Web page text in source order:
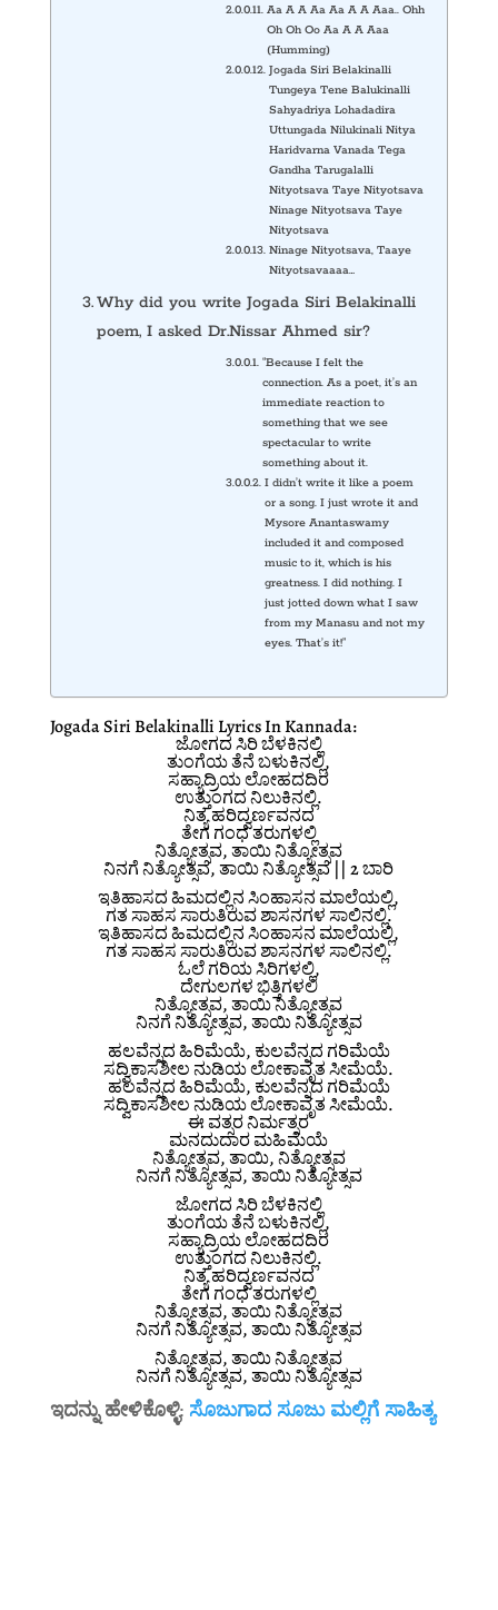
Aa A A Aa Aa A A Aaa.. Ohh
Oh Oh Oo Aa A A Aaa
(Humming)
Jogada Siri Belakinalli
Tungeya Tene Balukinalli
Sahyadriya Lohadadira
Uttungada Nilukinali Nitya
Haridvarna Vanada Tega
Gandha Tarugalalli
Nityotsava Taye Nityotsava
Ninage Nityotsava Taye
Nityotsava
Ninage Nityotsava, Taaye
Nityotsavaaaa…
Why did you write Jogada Siri Belakinalli
poem, I asked Dr.Nissar Ahmed sir?
“Because I felt the
connection. As a poet, it’s an
immediate reaction to
something that we see
spectacular to write
something about it.
I didn’t write it like a poem
or a song. I just wrote it and
Mysore Anantaswamy
included it and composed
music to it, which is his
greatness. I did nothing. I
just jotted down what I saw
from my Manasu and not my
eyes. That’s it!”
Jogada Siri Belakinalli Lyrics In Kannada:
ಜೋಗದ ಸಿರಿ ಬೆಳಕಿನಲ್ಲಿ
ತುಂಗೆಯ ತೆನೆ ಬಳುಕಿನಲ್ಲಿ,
ಸಹ್ಯಾದ್ರಿಯ ಲೋಹದದಿರ
ಉತ್ತುಂಗದ ನಿಲುಕಿನಲ್ಲಿ.
ನಿತ್ಯ ಹರಿದ್ವರ್ಣವನದ
ತೇಗ ಗಂಧ ತರುಗಳಲ್ಲಿ
ನಿತ್ಯೋತ್ಸವ, ತಾಯಿ ನಿತ್ಯೋತ್ಸವ
ನಿನಗೆ ನಿತ್ಯೋತ್ಸವ, ತಾಯಿ ನಿತ್ಯೋತ್ಸವ || 2 ಬಾರಿ
ಇತಿಹಾಸದ ಹಿಮದಲ್ಲಿನ ಸಿಂಹಾಸನ ಮಾಲೆಯಲ್ಲಿ,
ಗತ ಸಾಹಸ ಸಾರುತಿರುವ ಶಾಸನಗಳ ಸಾಲಿನಲ್ಲಿ.
ಇತಿಹಾಸದ ಹಿಮದಲ್ಲಿನ ಸಿಂಹಾಸನ ಮಾಲೆಯಲ್ಲಿ,
ಗತ ಸಾಹಸ ಸಾರುತಿರುವ ಶಾಸನಗಳ ಸಾಲಿನಲ್ಲಿ.
ಓಲೆ ಗರಿಯ ಸಿರಿಗಳಲ್ಲಿ,
ದೇಗುಲಗಳ ಭಿತ್ತಿಗಳಲಿ
ನಿತ್ಯೋತ್ಸವ, ತಾಯಿ ನಿತ್ಯೋತ್ಸವ
ನಿನಗೆ ನಿತ್ಯೋತ್ಸವ, ತಾಯಿ ನಿತ್ಯೋತ್ಸವ
ಹಲವೆನ್ನದ ಹಿರಿಮೆಯೆ, ಕುಲವೆನ್ನದ ಗರಿಮೆಯೆ
ಸದ್ವಿಕಾಸಶೀಲ ನುಡಿಯ ಲೋಕಾವೃತ ಸೀಮೆಯೆ.
ಹಲವೆನ್ನದ ಹಿರಿಮೆಯೆ, ಕುಲವೆನ್ನದ ಗರಿಮೆಯೆ
ಸದ್ವಿಕಾಸಶೀಲ ನುಡಿಯ ಲೋಕಾವೃತ ಸೀಮೆಯೆ.
ಈ ವತ್ಸರ ನಿರ್ಮತ್ಸರ
ಮನದುದಾರ ಮಹಿಮೆಯೆ
ನಿತ್ಯೋತ್ಸವ, ತಾಯಿ, ನಿತ್ಯೋತ್ಸವ
ನಿನಗೆ ನಿತ್ಯೋತ್ಸವ, ತಾಯಿ ನಿತ್ಯೋತ್ಸವ
ಜೋಗದ ಸಿರಿ ಬೆಳಕಿನಲ್ಲಿ
ತುಂಗೆಯ ತೆನೆ ಬಳುಕಿನಲ್ಲಿ,
ಸಹ್ಯಾದ್ರಿಯ ಲೋಹದದಿರ
ಉತ್ತುಂಗದ ನಿಲುಕಿನಲ್ಲಿ.
ನಿತ್ಯ ಹರಿದ್ವರ್ಣವನದ
ತೇಗ ಗಂಧ ತರುಗಳಲ್ಲಿ
ನಿತ್ಯೋತ್ಸವ, ತಾಯಿ ನಿತ್ಯೋತ್ಸವ
ನಿನಗೆ ನಿತ್ಯೋತ್ಸವ, ತಾಯಿ ನಿತ್ಯೋತ್ಸವ
ನಿತ್ಯೋತ್ಸವ, ತಾಯಿ ನಿತ್ಯೋತ್ಸವ
ನಿನಗೆ ನಿತ್ಯೋತ್ಸವ, ತಾಯಿ ನಿತ್ಯೋತ್ಸವ
ಇದನ್ನು ಹೇಳಿಕೊಳ್ಳಿ: ಸೊಜುಗಾದ ಸೂಜು ಮಲ್ಲಿಗೆ ಸಾಹಿತ್ಯ